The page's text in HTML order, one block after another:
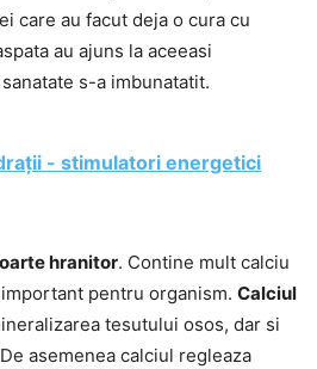
care au facut deja o cura cu
au ajuns la aceeasi
s-a imbunatatit.
- stimulatori energetici
hranitor. Contine mult calciu
pentru organism. Calciul
tesutului osos, dar si
asemenea calciul regleaza